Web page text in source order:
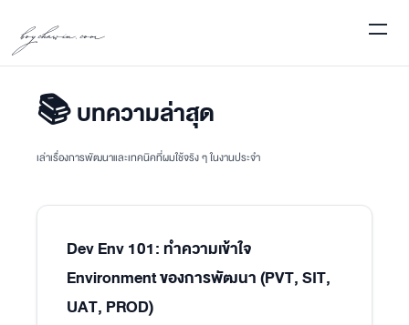
boychawin.com
📚 บทความล่าสุด
เล่าเรื่องการพัฒนาและเทคนิคที่ผมใช้จริง ๆ ในงานประจำ
Dev Env 101: ทำความเข้าใจ
Environment ของการพัฒนา (PVT, SIT,
UAT, PROD)